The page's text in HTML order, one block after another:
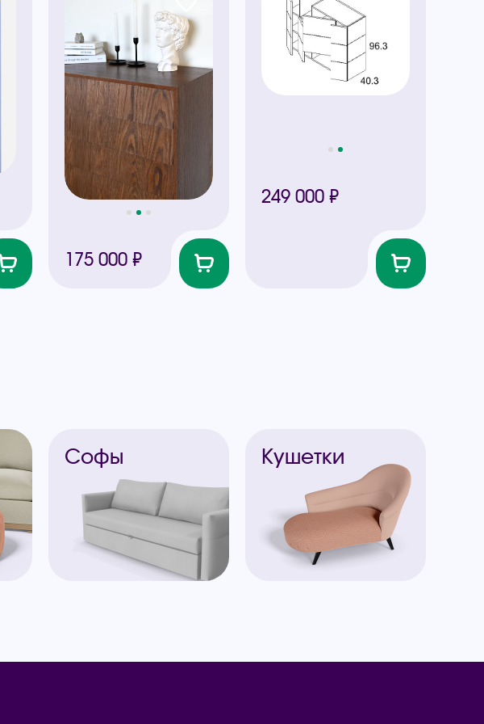
175 000 ₽
249 000 ₽
Софы Кушетки